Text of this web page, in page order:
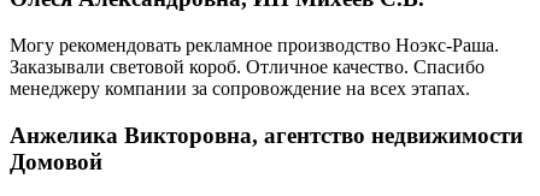
Могу рекомендовать рекламное производство Ноэкс-Раша.
Заказывали световой короб. Отличное качество. Спасибо
менеджеру компании за сопровождение на всех этапах.
Анжелика Викторовна, агентство недвижимости
Домовой